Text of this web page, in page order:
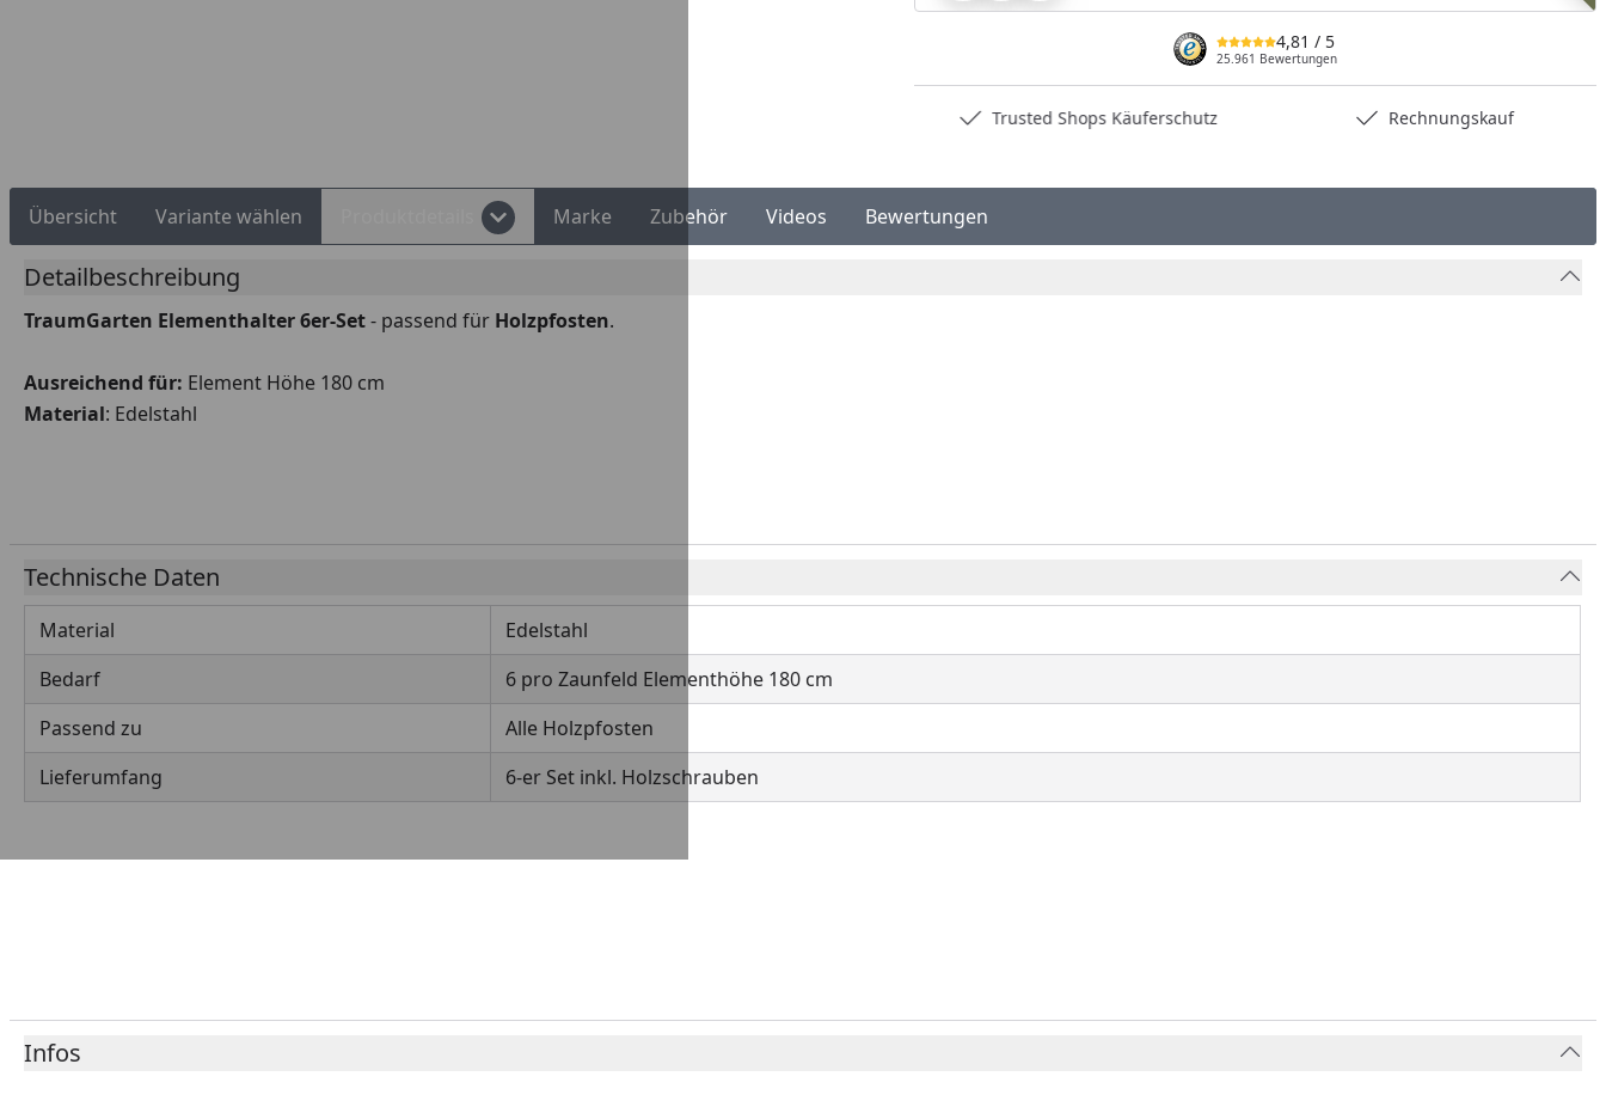
4,81 / 5
25.961 Bewertungen
Trusted Shops Käuferschutz Rechnungskauf
Übersicht Variante wählen Marke Zubehör Videos Bewertungen
Detailbeschreibung
TraumGarten Elementhalter 6er-Set- passend für Holzpfosten.
Ausreichend für: Element Höhe 180 cm
Material: Edelstahl
Technische Daten
Material
Edelstahl
Bedarf
6 pro Zaunfeld Elementhöhe 180 cm
Passend zu
Alle Holzpfosten
Lieferumfang
6-er Set inkl. Holzschrauben
Infos